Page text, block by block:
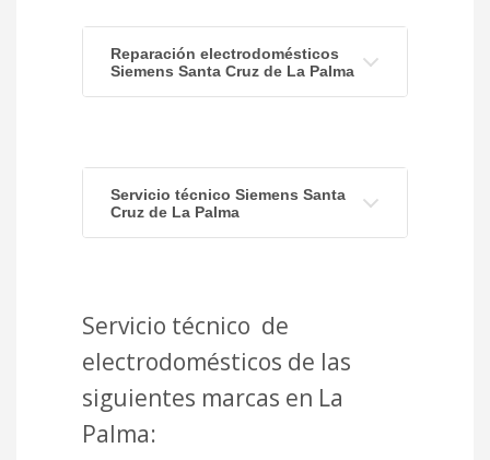
Reparación electrodomésticos
Siemens Santa Cruz de La Palma
Servicio técnico Siemens Santa
Cruz de La Palma
Servicio técnico de
electrodomésticos de las
siguientes marcas en La
Palma: